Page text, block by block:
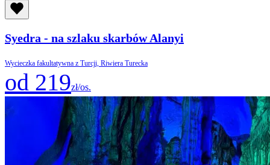
Syedra - na szlaku skarbów Alanyi
Wycieczka fakultatywna z Turcji, Riwiera Turecka
od 219zł/os.